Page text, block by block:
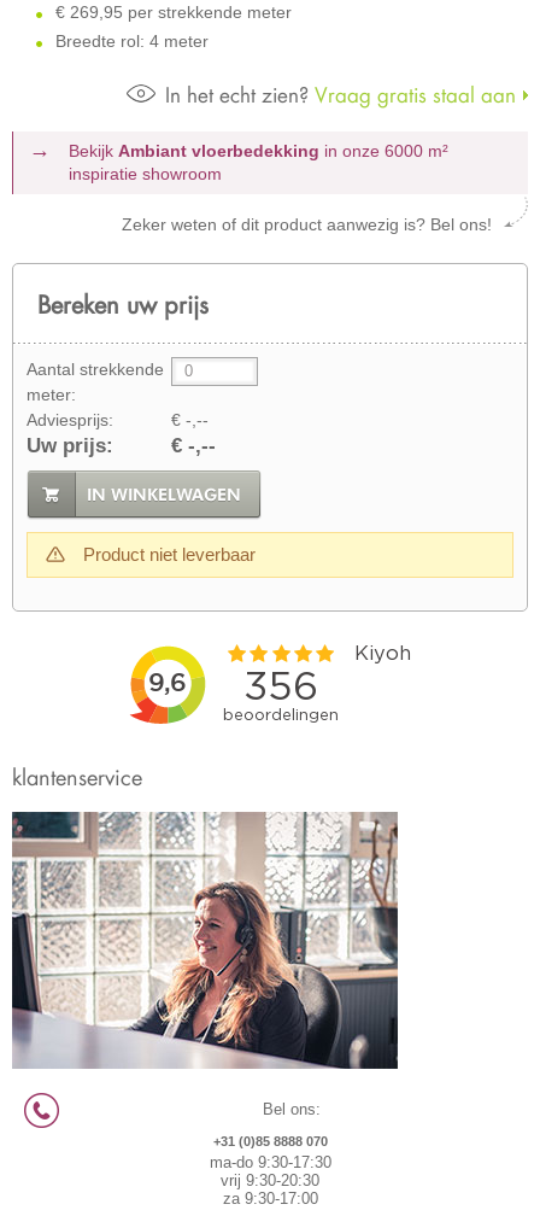
€ 269,95 per strekkende meter
Breedte rol: 4 meter
In het echt zien? Vraag gratis staal aan
Bekijk Ambiant vloerbedekking in onze 6000 m²
inspiratie showroom
Zeker weten of dit product aanwezig is? Bel ons!
Bereken uw prijs
Aantal strekkende
meter:
Adviesprijs:
€ -,--
Uw prijs: € -,--
IN WINKELWAGEN
Product niet leverbaar
klantenservice
Bel ons:
+31 (0)85 8888 070
ma-do 9:30-17:30
vrij 9:30-20:30
za 9:30-17:00